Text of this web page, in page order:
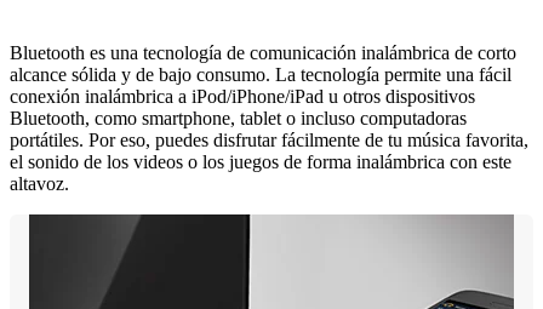
Bluetooth es una tecnología de comunicación inalámbrica de corto
alcance sólida y de bajo consumo. La tecnología permite una fácil
conexión inalámbrica a iPod/iPhone/iPad u otros dispositivos
Bluetooth, como smartphone, tablet o incluso computadoras
portátiles. Por eso, puedes disfrutar fácilmente de tu música favorita,
el sonido de los videos o los juegos de forma inalámbrica con este
altavoz.